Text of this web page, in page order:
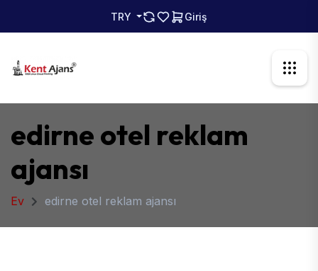
TRY Giriş
edirne otel reklam
ajansı
Ev edirne otel reklam ajansı